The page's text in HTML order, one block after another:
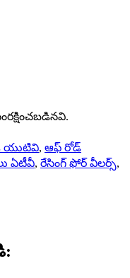
యుటివి, ఆఫ్ రోడ్
ఏటీవీ, రేసింగ్ ఫోర్ వీలర్స్,